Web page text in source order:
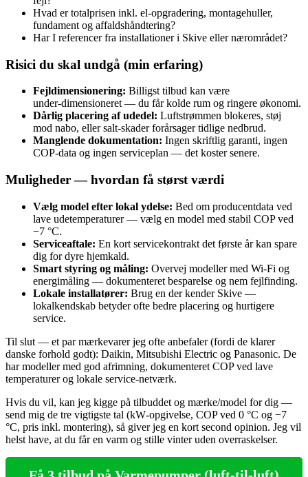
Hvad er totalprisen inkl. el‑opgradering, montagehuller,
fundament og affaldshåndtering?
Har I referencer fra installationer i Skive eller nærområdet?
Risici du skal undgå (min erfaring)
Fejldimensionering: Billigst tilbud kan være
under‑dimensioneret — du får kolde rum og ringere økonomi.
Dårlig placering af udedel: Luftstrømmen blokeres, støj
mod nabo, eller salt‑skader forårsager tidlige nedbrud.
Manglende dokumentation: Ingen skriftlig garanti, ingen
COP‑data og ingen serviceplan — det koster senere.
Muligheder — hvordan få størst værdi
Vælg model efter lokal ydelse: Bed om producentdata ved
lave udetemperaturer — vælg en model med stabil COP ved
−7 °C.
Serviceaftale: En kort servicekontrakt det første år kan spare
dig for dyre hjemkald.
Smart styring og måling: Overvej modeller med Wi‑Fi og
energimåling — dokumenteret besparelse og nem fejlfinding.
Lokale installatører: Brug en der kender Skive —
lokalkendskab betyder ofte bedre placering og hurtigere
service.
Til slut — et par mærkevarer jeg ofte anbefaler (fordi de klarer
danske forhold godt): Daikin, Mitsubishi Electric og Panasonic. De
har modeller med god afrimning, dokumenteret COP ved lave
temperaturer og lokale service‑netværk.
Hvis du vil, kan jeg kigge på tilbuddet og mærke/model for dig —
send mig de tre vigtigste tal (kW‑opgivelse, COP ved 0 °C og −7
°C, pris inkl. montering), så giver jeg en kort second opinion. Jeg vil
helst have, at du får en varm og stille vinter uden overraskelser.